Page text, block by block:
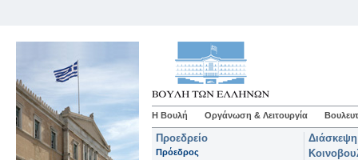
Η Βουλή Οργάνωση & Λειτουργία
Προεδρείο
Πρόεδρος